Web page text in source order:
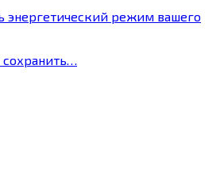
энергетический режим вашего